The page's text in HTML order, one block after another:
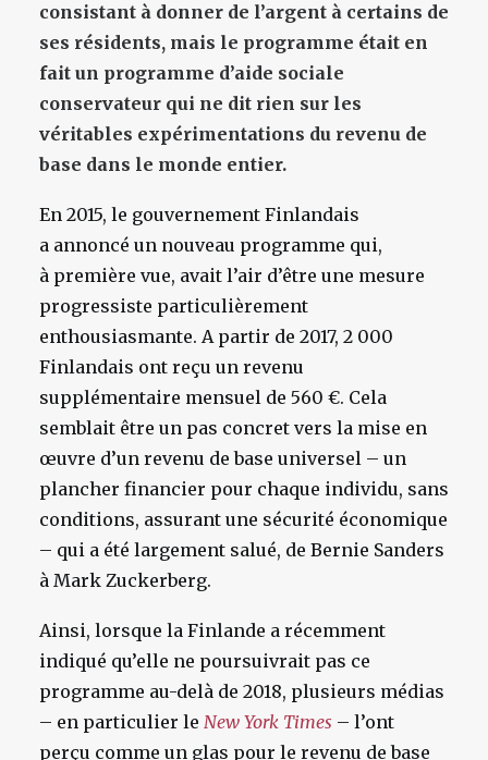
consistant à donner de l’argent à certains de
ses résidents, mais le programme était en
fait un programme d’aide sociale
conservateur qui ne dit rien sur les
véritables expérimentations du revenu de
base dans le monde entier.
En 2015, le gouvernement Finlandais
a annoncé un nouveau programme qui,
à première vue, avait l’air d’être une mesure
progressiste particulièrement
enthousiasmante. A partir de 2017, 2 000
Finlandais ont reçu un revenu
supplémentaire mensuel de 560 €. Cela
semblait être un pas concret vers la mise en
œuvre d’un revenu de base universel – un
plancher financier pour chaque individu, sans
conditions, assurant une sécurité économique
– qui a été largement salué, de Bernie Sanders
à Mark Zuckerberg.
Ainsi, lorsque la Finlande a récemment
indiqué qu’elle ne poursuivrait pas ce
programme au-delà de 2018, plusieurs médias
– en particulier le New York Times – l’ont
perçu comme un glas pour le revenu de base